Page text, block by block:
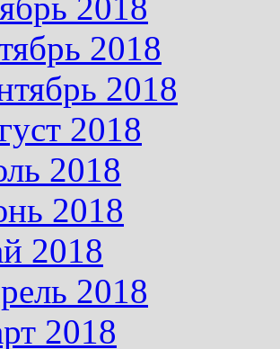
2018
2018
2018
2018
2018
2018
2018
2018